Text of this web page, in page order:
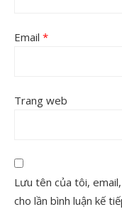
Email *
Trang web
Lưu tên của tôi,
cho lần bình luận kế